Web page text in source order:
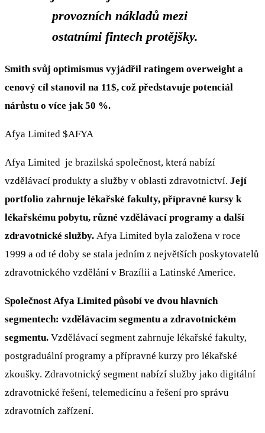
provozních nákladů mezi
ostatními fintech protějšky.
Smith svůj optimismus vyjádřil ratingem overweight a
cenový cíl stanovil na 11$, což představuje potenciál
nárůstu o více jak 50 %.
Afya Limited $AFYA
Afya Limited je brazilská společnost, která nabízí
vzdělávací produkty a služby v oblasti zdravotnictví. Její
portfolio zahrnuje lékařské fakulty, přípravné kursy k
lékařskému pobytu, různé vzdělávací programy a další
zdravotnické služby. Afya Limited byla založena v roce
1999 a od té doby se stala jedním z největších poskytovatelů
zdravotnického vzdělání v Brazílii a Latinské Americe.
Společnost Afya Limited působí ve dvou hlavních
segmentech: vzdělávacím segmentu a zdravotnickém
segmentu. Vzdělávací segment zahrnuje lékařské fakulty,
postgraduální programy a přípravné kurzy pro lékařské
zkoušky. Zdravotnický segment nabízí služby jako digitální
zdravotnické řešení, telemedicínu a řešení pro správu
zdravotních zařízení.